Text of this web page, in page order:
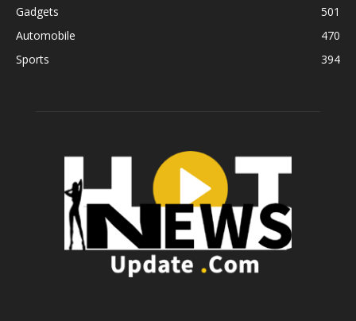
Gadgets
501
Automobile
470
Sports
394